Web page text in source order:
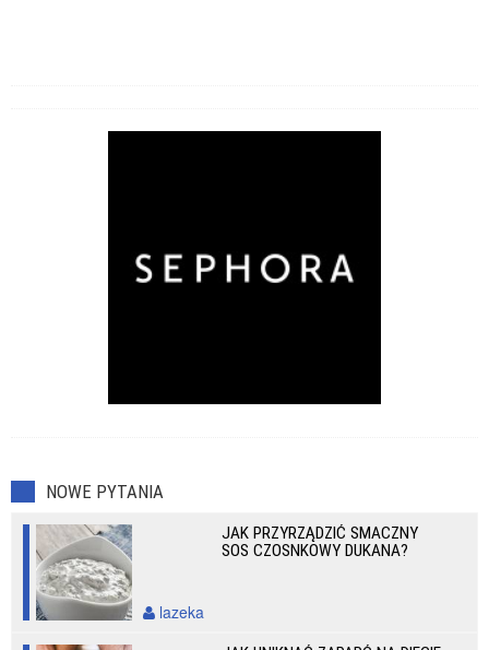
NOWE PYTANIA
JAK PRZYRZĄDZIĆ SMACZNY
SOS CZOSNKOWY DUKANA?
lazeka